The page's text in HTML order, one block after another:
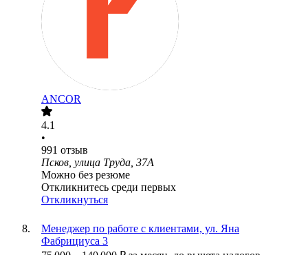
ANCOR
4.1
•
991 отзыв
Псков, улица Труда, 37А
Можно без резюме
Откликнитесь среди первых
Откликнуться
Менеджер по работе с клиентами, ул. Яна
Фабрициуса 3